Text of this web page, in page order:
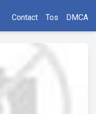
Contact Tos DMCA